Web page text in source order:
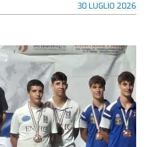
30 LUGLIO 2026